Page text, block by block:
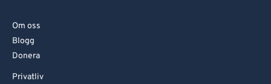
Om oss
Blogg
Donera
Privatliv